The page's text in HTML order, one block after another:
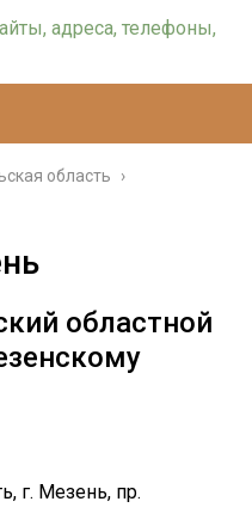
область ›
областной
г. Мезень, пр.